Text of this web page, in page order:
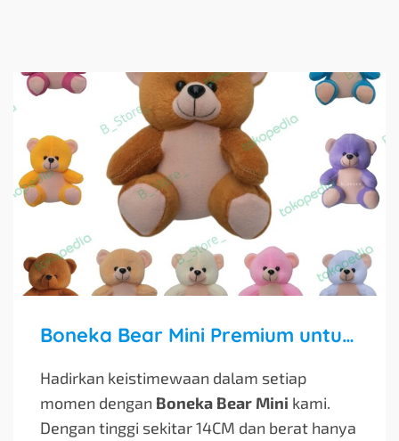
Boneka Bear Mini Premium untuk Buket, Hampers, & Souvenir
Hadirkan keistimewaan dalam setiap
momen dengan Boneka Bear Mini kami.
Dengan tinggi sekitar 14CM dan berat hanya